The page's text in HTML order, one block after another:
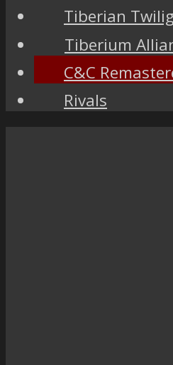
Tiberian
Tiberium
C&C
Rivals